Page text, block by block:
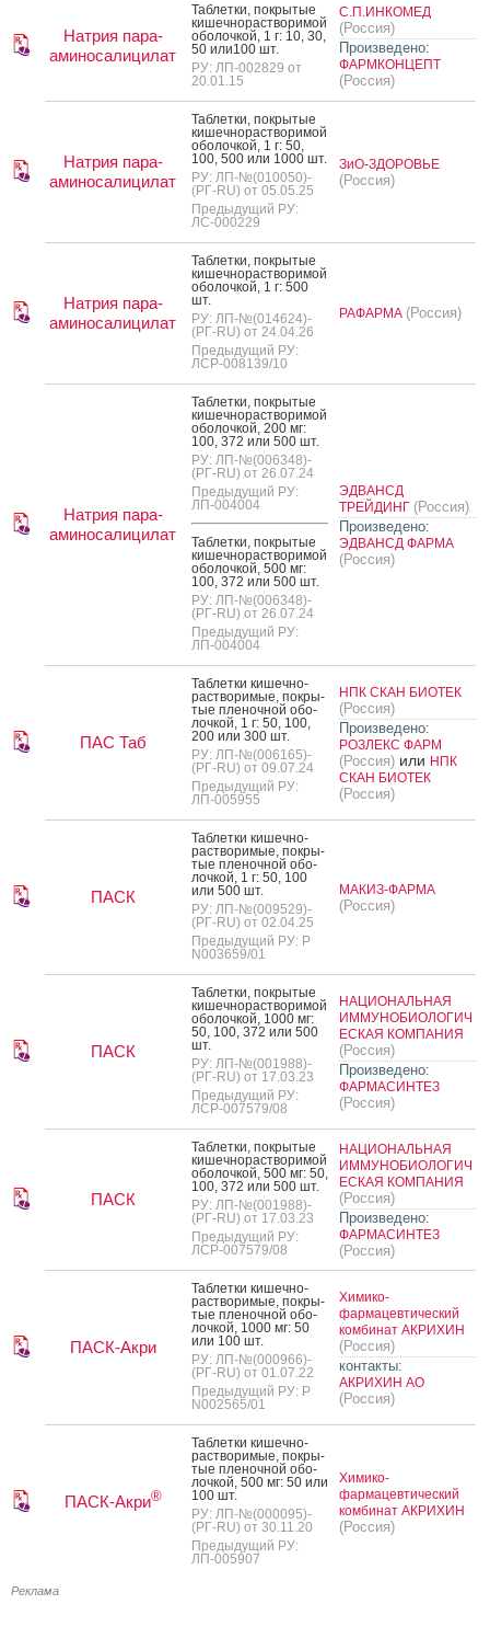
Натрия пара-
аминосалицилат
Таб­летки, пок­ры­тые
ки­шеч­но­рас­тво­римой
обо­лоч­кой, 1 г: 10, 30,
50 или100 шт.
РУ: ЛП-002829 от
20.01.15
С.П.ИНКОМЕД
(Россия)
Произведено:
ФАРМКОНЦЕПТ
(Россия)
Натрия пара-
аминосалицилат
Таб­летки, пок­ры­тые
ки­шеч­но­рас­тво­римой
обо­лоч­кой, 1 г: 50,
100, 500 или 1000 шт.
РУ: ЛП-№(010050)-
(РГ-RU) от 05.05.25
Предыдущий РУ:
ЛС-000229
ЗиО-ЗДОРОВЬЕ
(Россия)
Натрия пара-
аминосалицилат
Таб­летки, пок­ры­тые
ки­шеч­но­рас­тво­римой
обо­лоч­кой, 1 г: 500
шт.
РУ: ЛП-№(014624)-
(РГ-RU) от 24.04.26
Предыдущий РУ:
ЛСР-008139/10
РАФАРМА (Россия)
Натрия пара-
аминосалицилат
Таб­летки, пок­ры­тые
ки­шеч­но­рас­тво­римой
обо­лоч­кой, 200 мг:
100, 372 или 500 шт.
РУ: ЛП-№(006348)-
(РГ-RU) от 26.07.24
Предыдущий РУ:
ЛП-004004
Таб­летки, пок­ры­тые
ки­шеч­но­рас­тво­римой
обо­лоч­кой, 500 мг:
100, 372 или 500 шт.
РУ: ЛП-№(006348)-
(РГ-RU) от 26.07.24
Предыдущий РУ:
ЛП-004004
ЭДВАНСД
ТРЕЙДИНГ (Россия)
Произведено:
ЭДВАНСД ФАРМА
(Россия)
ПАС Таб
Таб­летки ки­шеч­но­
рас­тво­римые, пок­ры­
тые пле­ноч­ной обо­
лоч­кой, 1 г: 50, 100,
200 или 300 шт.
РУ: ЛП-№(006165)-
(РГ-RU) от 09.07.24
Предыдущий РУ:
ЛП-005955
НПК СКАН БИОТЕК
(Россия)
Произведено:
РОЗЛЕКС ФАРМ
(Россия) или НПК
СКАН БИОТЕК
(Россия)
ПАСК
Таб­летки ки­шеч­но­
рас­тво­римые, пок­ры­
тые пле­ноч­ной обо­
лоч­кой, 1 г: 50, 100
или 500 шт.
РУ: ЛП-№(009529)-
(РГ-RU) от 02.04.25
Предыдущий РУ: Р
N003659/01
МАКИЗ-ФАРМА
(Россия)
ПАСК
Таб­летки, пок­ры­тые
ки­шеч­но­рас­тво­римой
обо­лоч­кой, 1000 мг:
50, 100, 372 или 500
шт.
РУ: ЛП-№(001988)-
(РГ-RU) от 17.03.23
Предыдущий РУ:
ЛСР-007579/08
НАЦИОНАЛЬНАЯ
ИММУНОБИОЛОГИЧ
ЕСКАЯ КОМПАНИЯ
(Россия)
Произведено:
ФАРМАСИНТЕЗ
(Россия)
ПАСК
Таб­летки, пок­ры­тые
ки­шеч­но­рас­тво­римой
обо­лоч­кой, 500 мг: 50,
100, 372 или 500 шт.
РУ: ЛП-№(001988)-
(РГ-RU) от 17.03.23
Предыдущий РУ:
ЛСР-007579/08
НАЦИОНАЛЬНАЯ
ИММУНОБИОЛОГИЧ
ЕСКАЯ КОМПАНИЯ
(Россия)
Произведено:
ФАРМАСИНТЕЗ
(Россия)
ПАСК-Акри
Таб­летки ки­шеч­но­
рас­тво­римые, пок­ры­
тые пле­ноч­ной обо­
лоч­кой, 1000 мг: 50
или 100 шт.
РУ: ЛП-№(000966)-
(РГ-RU) от 01.07.22
Предыдущий РУ: Р
N002565/01
Химико-
фармацевтический
комбинат АКРИХИН
(Россия)
контакты:
АКРИХИН АО
(Россия)
ПАСК-Акри®
Таб­летки ки­шеч­но­
рас­тво­римые, пок­ры­
тые пле­ноч­ной обо­
лоч­кой, 500 мг: 50 или
100 шт.
РУ: ЛП-№(000095)-
(РГ-RU) от 30.11.20
Предыдущий РУ:
ЛП-005907
Химико-
фармацевтический
комбинат АКРИХИН
(Россия)
Реклама